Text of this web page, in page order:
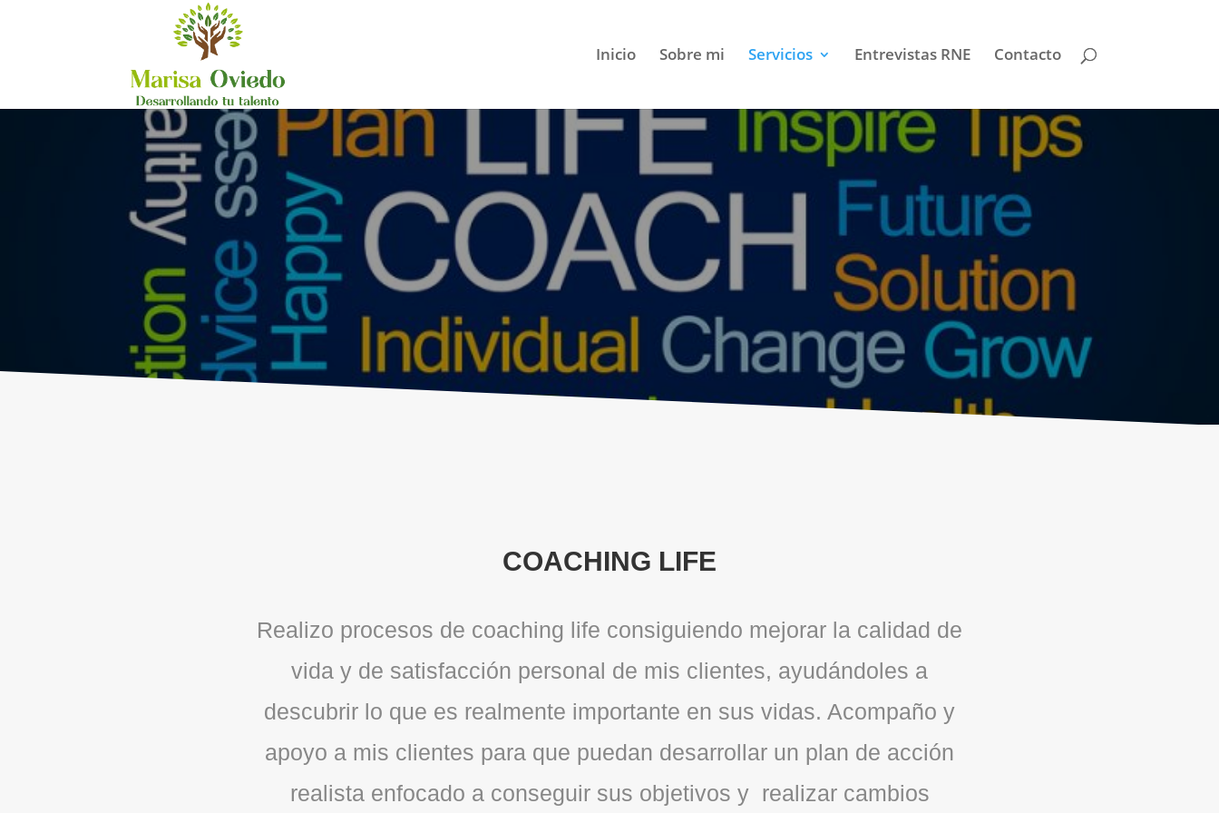
Inicio Sobre mi Servicios Entrevistas RNE Contacto
COACHING LIFE
Realizo procesos de coaching life consiguiendo mejorar la calidad de
vida y de satisfacción personal de mis clientes, ayudándoles a
descubrir lo que es realmente importante en sus vidas. Acompaño y
apoyo a mis clientes para que puedan desarrollar un plan de acción
realista enfocado a conseguir sus objetivos y realizar cambios